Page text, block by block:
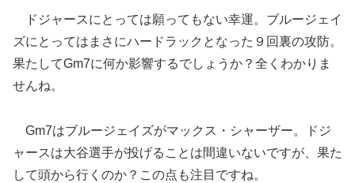
ドジャースにとっては願ってもない幸運。ブルージェイ
ズにとってはまさにハードラックとなった９回裏の攻防。
果たしてGm7に何か影響するでしょうか？全くわかりま
せんね。
Gm7はブルージェイズがマックス・シャーザー。ドジ
ャースは大谷選手が投げることは間違いないですが、果た
して頭から行くのか？この点も注目ですね。